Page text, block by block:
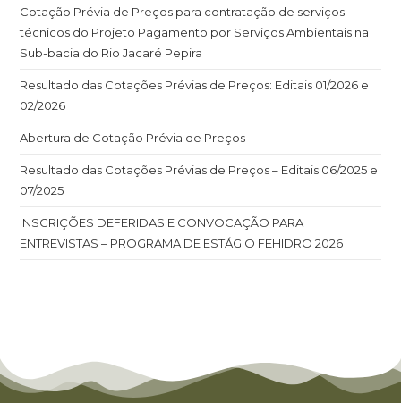
Cotação Prévia de Preços para contratação de serviços
técnicos do Projeto Pagamento por Serviços Ambientais na
Sub-bacia do Rio Jacaré Pepira
Resultado das Cotações Prévias de Preços: Editais 01/2026 e
02/2026
Abertura de Cotação Prévia de Preços
Resultado das Cotações Prévias de Preços – Editais 06/2025 e
07/2025
INSCRIÇÕES DEFERIDAS E CONVOCAÇÃO PARA
ENTREVISTAS – PROGRAMA DE ESTÁGIO FEHIDRO 2026